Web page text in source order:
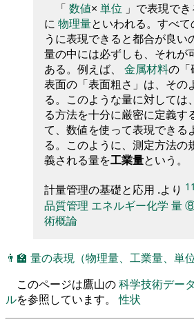
「 数値× 単位 」で表現で
に 物理量といわれる。すべて
うに表現できると都合が良い
量の中には必ずしも、それが
ある。例えば、 金属材料の「
表面の「表面粗さ」は、その
る。このような量に対しては
る方法を十分に厳密に定義す
て、数値を使って表現できる
る。このように、測定方法の
義される量を工業量という。
計量管理の基礎と応用 .より 11
品質管理 エネルギー化学 量
術概論
👨‍🏫 量の表現（物理量、工業量、単位
このページは鷹山の科学技術デー
ルを参照しています。性状